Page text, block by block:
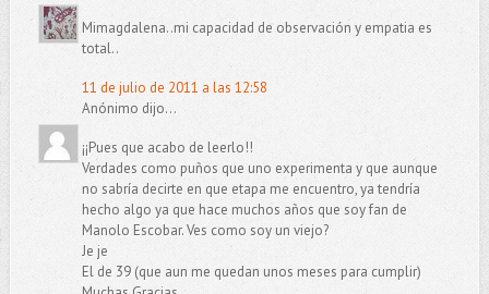
Mimagdalena..mi capacidad de observación y empatia es
total..
11 de julio de 2011 a las 12:58
Anónimo dijo...
¡¡Pues que acabo de leerlo!!
Verdades como puños que uno experimenta y que aunque
no sabría decirte en que etapa me encuentro, ya tendría
hecho algo ya que hace muchos años que soy fan de
Manolo Escobar. Ves como soy un viejo?
Je je
El de 39 (que aun me quedan unos meses para cumplir)